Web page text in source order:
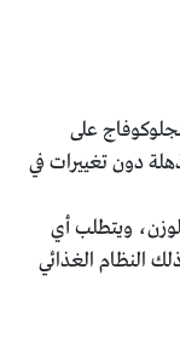
على
دون تغييرات في
ويتطلب أي
النظام الغذائي